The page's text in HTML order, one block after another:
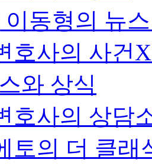
동형의 뉴
호사의 사건
와 상식
호사의 상담
토의 더 클래